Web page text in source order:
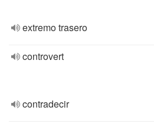
extremo trasero
controvert
contradecir